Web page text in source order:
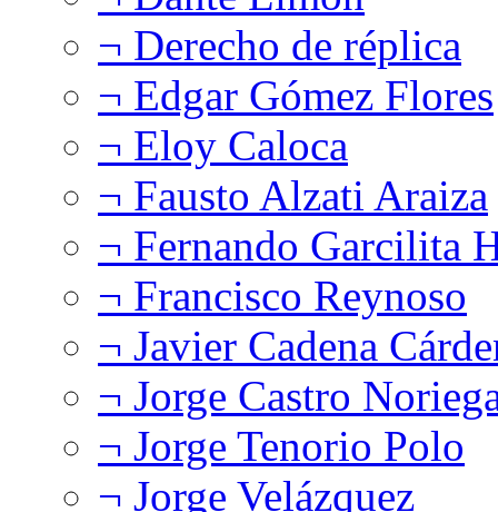
¬ Derecho de réplica
¬ Edgar Gómez Flores
¬ Eloy Caloca
¬ Fausto Alzati Araiza
¬ Fernando Garcilita
¬ Francisco Reynoso
¬ Javier Cadena
¬ Jorge Castro
¬ Jorge Tenorio Polo
¬ Jorge Velázquez